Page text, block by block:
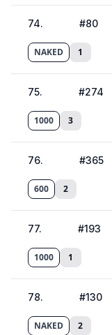
74. #80
NAKED 1
75. #274
1000 3
76. #365
600 2
77. #193
1000 1
78. #130
NAKED 2